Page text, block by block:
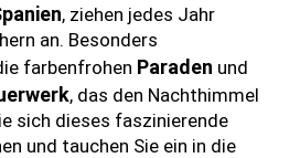
, ziehen jedes Jahr
an. Besonders
farbenfrohen Paraden und
, das den Nachthimmel
sich dieses faszinierende
und tauchen Sie ein in die